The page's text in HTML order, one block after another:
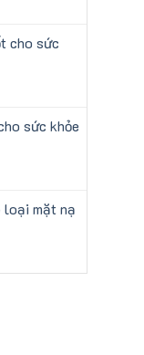
cho sức
sức khỏe
loại mặt nạ